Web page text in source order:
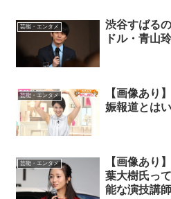
芸能・エンタメ
渋谷すばる
ドル・青山
芸能・エンタメ
【画像あり
娠報道とは
芸能・エンタメ
【画像あり
葉大樹氏っ
能な演技講